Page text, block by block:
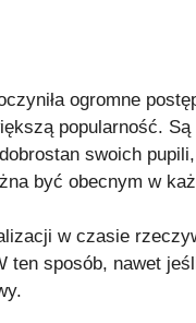
ogromne
popularność.
swoich
być obecnym w
w czasie
sposób, nawet